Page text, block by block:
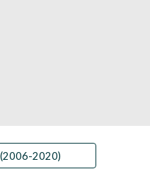
(2006-2020)